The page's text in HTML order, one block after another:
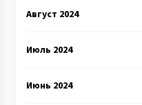
Август 2024
Июль 2024
Июнь 2024